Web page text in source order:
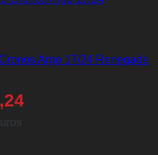
Argo 17/24 Renegade